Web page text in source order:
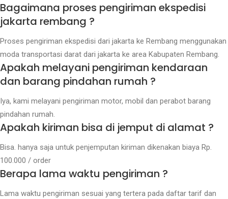
Bagaimana proses pengiriman ekspedisi
jakarta rembang ?
Proses pengiriman ekspedisi dari jakarta ke Rembang menggunakan
moda transportasi darat dari jakarta ke area Kabupaten Rembang.
Apakah melayani pengiriman kendaraan
dan barang pindahan rumah ?
Iya, kami melayani pengiriman motor, mobil dan perabot barang
pindahan rumah.
Apakah kiriman bisa di jemput di alamat ?
Bisa. hanya saja untuk penjemputan kiriman dikenakan biaya Rp.
100.000 / order
Berapa lama waktu pengiriman ?
Lama waktu pengiriman sesuai yang tertera pada daftar tarif dan